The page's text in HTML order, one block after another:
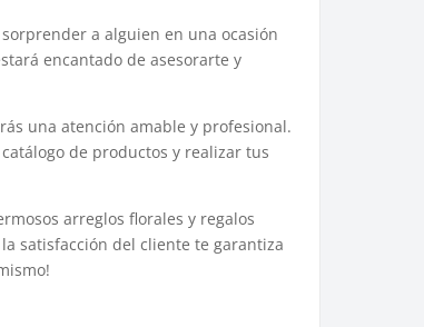
a alguien en una ocasión
encantado de asesorarte y
una atención amable y profesional.
de productos y realizar tus
arreglos florales y regalos
satisfacción del cliente te garantiza